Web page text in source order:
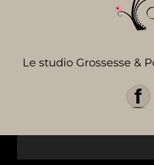
Le studio Grossesse &